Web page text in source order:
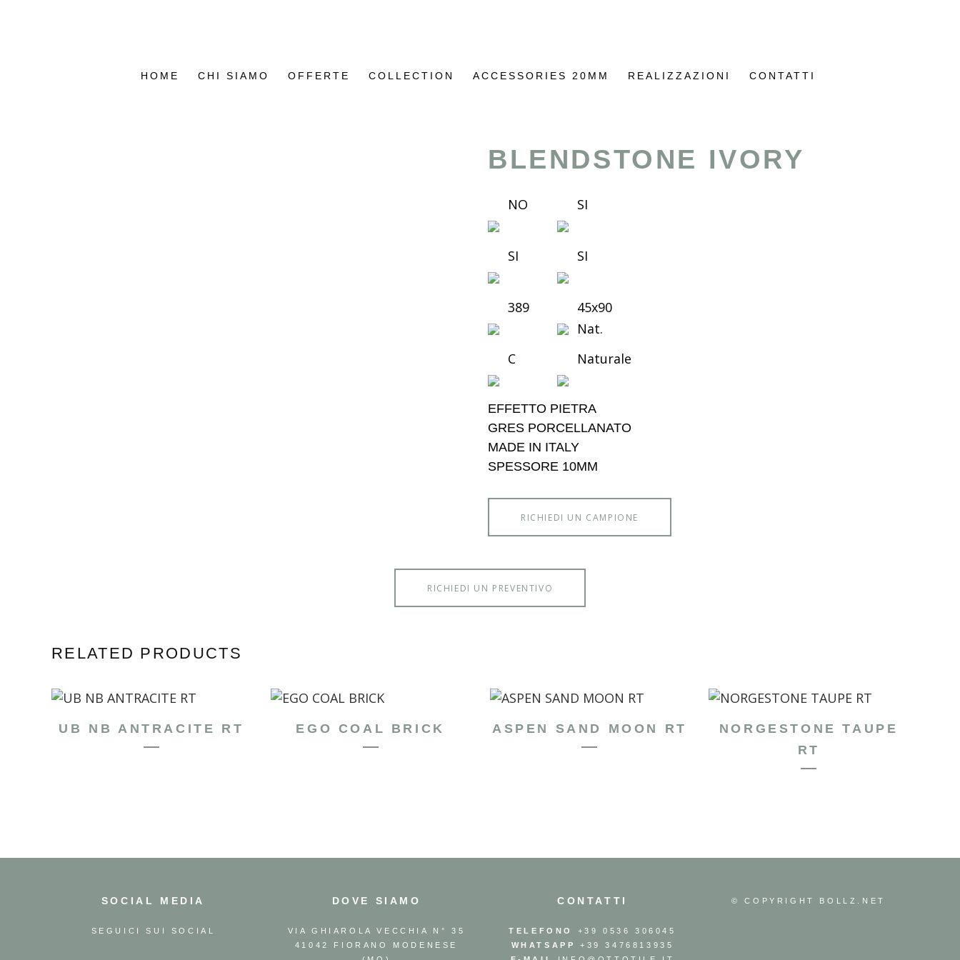
HOME CHI SIAMO OFFERTE COLLECTION ACCESSORIES 20MM REALIZZAZIONI CONTATTI
BLENDSTONE IVORY
NO SI
SI SI
389
45x90
Nat.
C
Naturale
EFFETTO PIETRA
GRES PORCELLANATO
MADE IN ITALY
SPESSORE 10MM
RICHIEDI UN CAMPIONE
RICHIEDI UN PREVENTIVO
RELATED PRODUCTS
UB NB ANTRACITE RT EGO COAL BRICK ASPEN SAND MOON RT
NORGESTONE TAUPE
RT
SOCIAL MEDIA
SEGUICI SUI SOCIAL
DOVE SIAMO
VIA GHIAROLA VECCHIA N° 35
41042 FIORANO MODENESE
CONTATTI
TELEFONO
+39 0536 306045
WHATSAPP
+39 3476813935
© COPYRIGHT BOLLZ.NET